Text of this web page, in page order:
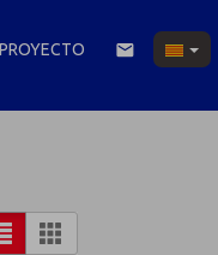
email